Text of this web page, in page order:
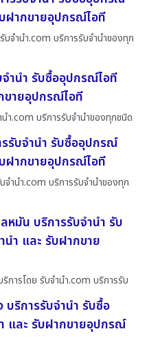
ฝากขายอุปกรณ์ไอที
บจํานํา.com บริการรับจำนำของทุก
ำนำ รับซื้ออุปกรณ์ไอที
ขายอุปกรณ์ไอที
า.com บริการรับจำนำของทุกชนิด
รับจำนำ รับซื้ออุปกรณ์
ฝากขายอุปกรณ์ไอที
จํานํา.com บริการรับจำนำของทุก
มัน บริการรับจำนำ รับ
ำ และ รับฝากขาย
ารโดย รับจํานํา.com บริการรับ
บริการรับจำนำ รับซื้อ
และ รับฝากขายอุปกรณ์